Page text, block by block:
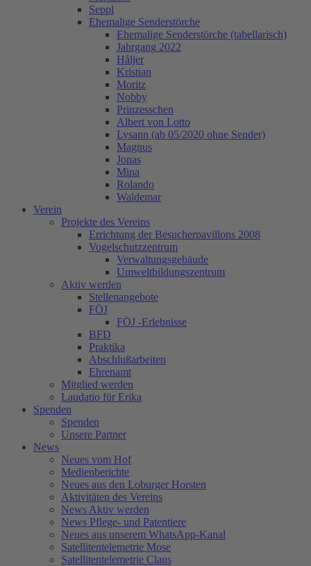
Seppl
Ehemalige Senderstörche
Ehemalige Senderstörche (tabellarisch)
Jahrgang 2022
Håljer
Kristian
Moritz
Nobby
Prinzesschen
Albert von Lotto
Lysann (ab 05/2020 ohne Sender)
Magnus
Jonas
Mina
Rolando
Waldemar
Verein
Projekte des Vereins
Errichtung der Besucherpavillons 2008
Vogelschutzzentrum
Verwaltungsgebäude
Umweltbildungszentrum
Aktiv werden
Stellenangebote
FÖJ
FÖJ -Erlebnisse
BFD
Praktika
Abschlußarbeiten
Ehrenamt
Mitglied werden
Laudatio für Erika
Spenden
Spenden
Unsere Partner
News
Neues vom Hof
Medienberichte
Neues aus den Loburger Horsten
Aktivitäten des Vereins
News Aktiv werden
News Pflege- und Patentiere
Neues aus unserem WhatsApp-Kanal
Satellitentelemetrie Mose
Satellitentelemetrie Claus